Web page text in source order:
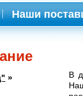
Наши
»
В